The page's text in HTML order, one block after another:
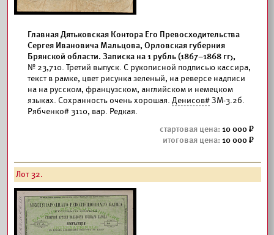
Главная Дятьковская Контора Его Превосходительства
Сергея Ивановича Мальцова, Орловская губерния
Брянской области. Записка на 1 рубль (1867–1868 гг),
№ 23,710. Третий выпуск. С рукописной подписью кассира,
текст в рамке, цвет рисунка зеленый, на реверсе надписи
на на русском, французском, английском и немецком
языках. Сохранность очень хорошая. Денисов#ЗМ-3.2б.
Рябченко# 3110, вар. Редкая.
10 000
10 000
Лот 32.